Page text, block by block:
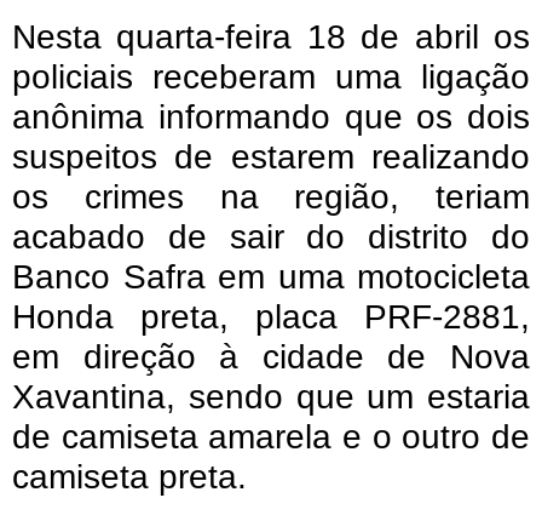
Nesta quarta-feira 18 de abril os
policiais receberam uma ligação
anônima informando que os dois
suspeitos de estarem realizando
os crimes na região, teriam
acabado de sair do distrito do
Banco Safra em uma motocicleta
Honda preta, placa PRF-2881,
em direção à cidade de Nova
Xavantina, sendo que um estaria
de camiseta amarela e o outro de
camiseta preta.